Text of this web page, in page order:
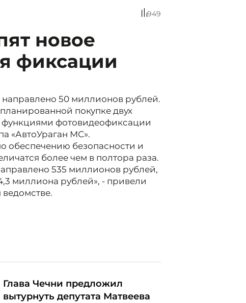
949
новое
фиксации
50 миллионов рублей.
покупке двух
функциями фотовидеофиксации
«АвтоУраган МС».
обеспечению безопасности и
более чем в полтора раза.
535 миллионов рублей,
миллиона рублей», - привели
Глава Чечни предложил
вытурнуть депутата Матвеева